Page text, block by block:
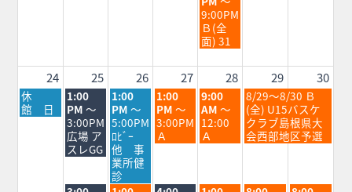
日,
8
月
21st
2026
9:00PM
Ｂ(全
面) 31
24 25 26 27 28 29 30
月
曜
日,
休
館 日
火
曜
日,
8
月
25th
1:00
PM ～
3:00PM
広場 ア
スレGG
水
曜
日,
8
月
26th
2026
1:00
PM ～
5:00PM
ﾛﾋﾞｰ
他 事
業所健
診
木
曜
日,
8
月
1:00
PM ～
3:00PM
Ａ
金
曜
日,
8
月
9:00
AM ～
12:00
Ａ
土
曜
日,
8
月
8/29～8/30 Ｂ
(全) U15バスケ
クラブ島根県大
会西部地区予選